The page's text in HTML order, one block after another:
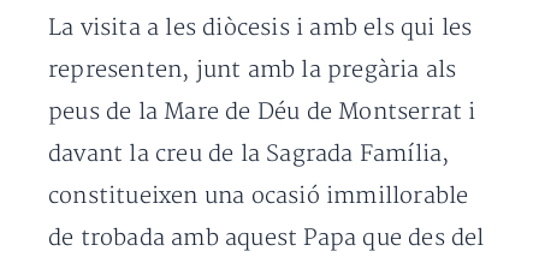
La visita a les diòcesis i amb els qui les
representen, junt amb la pregària als
peus de la Mare de Déu de Montserrat i
davant la creu de la Sagrada Família,
constitueixen una ocasió immillorable
de trobada amb aquest Papa que des del